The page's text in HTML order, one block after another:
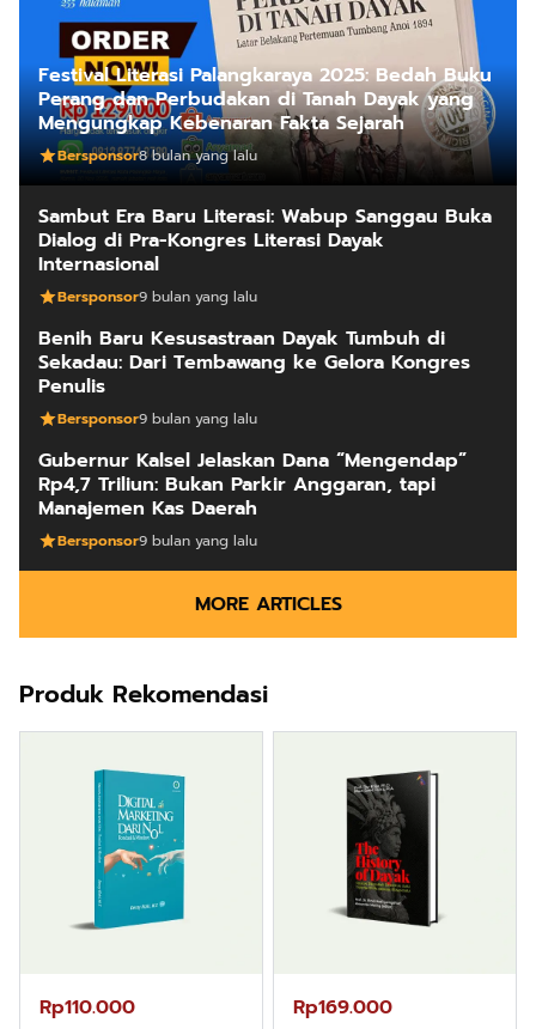
Festival Literasi Palangkaraya 2025: Bedah Buku
Perang dan Perbudakan di Tanah Dayak yang
Mengungkap Kebenaran Fakta Sejarah
Bersponsor8 bulan yang lalu
Sambut Era Baru Literasi: Wabup Sanggau Buka
Dialog di Pra-Kongres Literasi Dayak
Internasional
Bersponsor9 bulan yang lalu
Benih Baru Kesusastraan Dayak Tumbuh di
Sekadau: Dari Tembawang ke Gelora Kongres
Penulis
Bersponsor9 bulan yang lalu
Gubernur Kalsel Jelaskan Dana “Mengendap”
Rp4,7 Triliun: Bukan Parkir Anggaran, tapi
Manajemen Kas Daerah
Bersponsor9 bulan yang lalu
MORE ARTICLES
Produk Rekomendasi
Rp110.000 Rp169.000